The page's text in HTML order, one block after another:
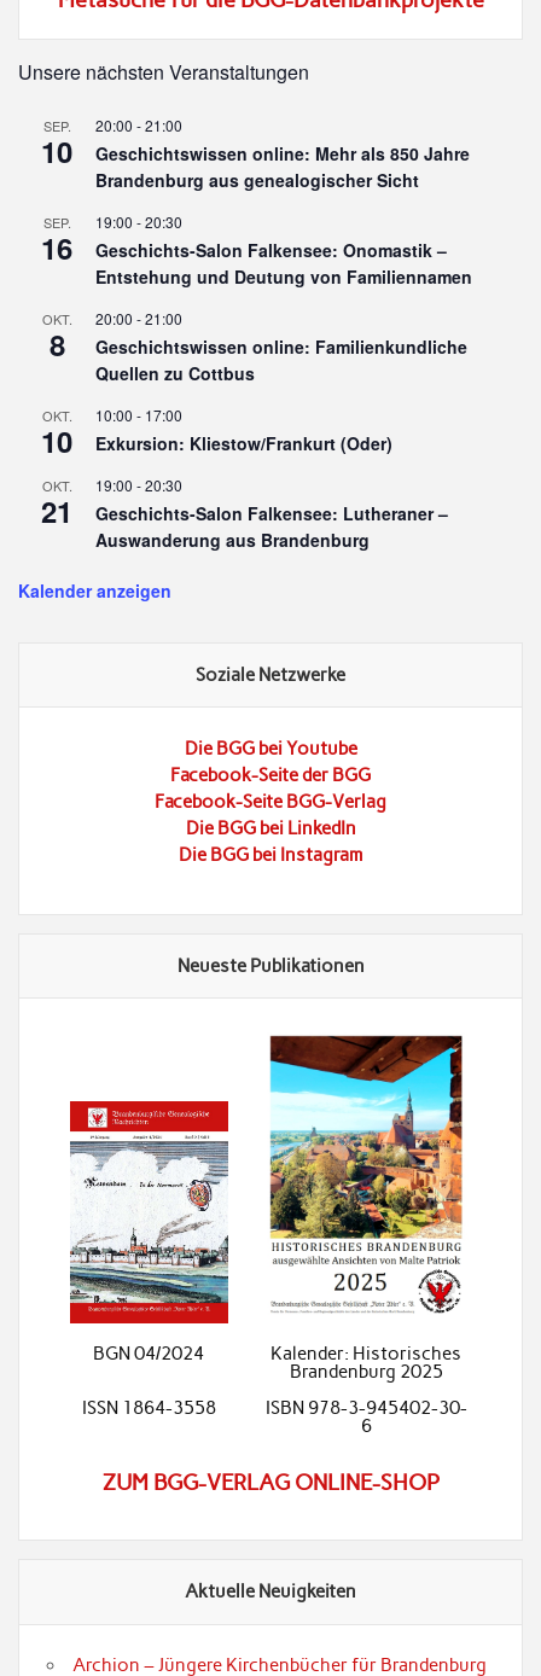
Unsere nächsten Veranstaltungen
SEP.
10
20:00 -21:00
Geschichtswissen online: Mehr als 850 Jahre
Brandenburg aus genealogischer Sicht
SEP.
16
19:00 -20:30
Geschichts-Salon Falkensee: Onomastik –
Entstehung und Deutung von Familiennamen
OKT.
8
20:00 -21:00
Geschichtswissen online: Familienkundliche
Quellen zu Cottbus
OKT.
10
10:00 - 17:00
Exkursion: Kliestow/Frankurt (Oder)
OKT.
21
19:00 -20:30
Geschichts-Salon Falkensee: Lutheraner –
Auswanderung aus Brandenburg
Kalender anzeigen
Soziale Netzwerke
Die BGG bei Youtube
Facebook-Seite der BGG
Facebook-Seite BGG-Verlag
Die BGG bei LinkedIn
Die BGG bei Instagram
Neueste Publikationen
BGN 04/2024
Kalender: Historisches
Brandenburg 2025
ISSN 1864-3558
ISBN 978-3-945402-30-
6
ZUM BGG-VERLAG ONLINE-SHOP
Aktuelle Neuigkeiten
Archion – Jüngere Kirchenbücher für Brandenburg